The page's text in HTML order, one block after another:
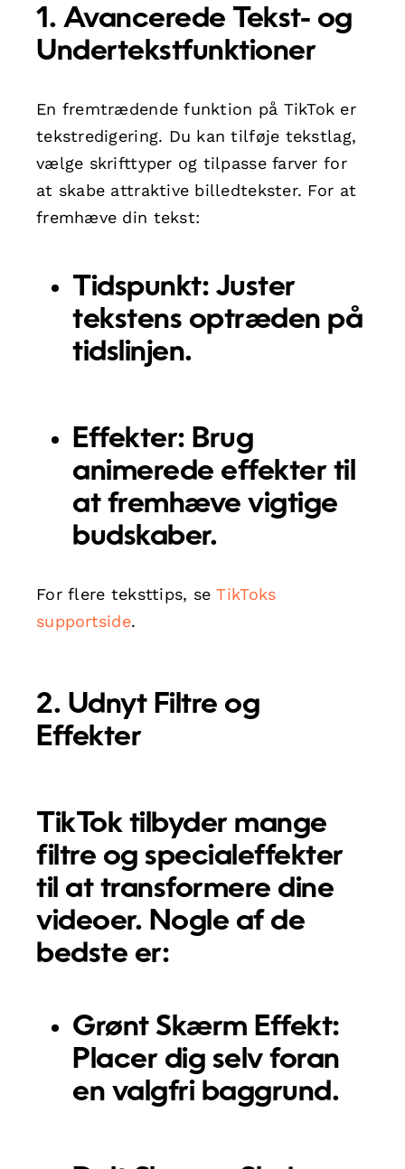
1. Avancerede Tekst- og
Undertekstfunktioner
En fremtrædende funktion på TikTok er
tekstredigering. Du kan tilføje tekstlag,
vælge skrifttyper og tilpasse farver for
at skabe attraktive billedtekster. For at
fremhæve din tekst:
Tidspunkt: Juster
tekstens optræden på
tidslinjen.
Effekter: Brug
animerede effekter til
at fremhæve vigtige
budskaber.
For flere teksttips, seTikToks
supportside.
2. Udnyt Filtre og
Effekter
TikTok tilbyder mange
filtre og specialeffekter
til at transformere dine
videoer. Nogle af de
bedste er:
Grønt Skærm Effekt:
Placer dig selv foran
en valgfri baggrund.